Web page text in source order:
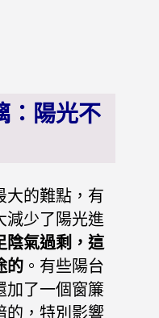
：陽光不
大的難點，有
減少了陽光進
陰氣過剩，這
的 。 有些陽台
加了一個窗簾
的，特別影響